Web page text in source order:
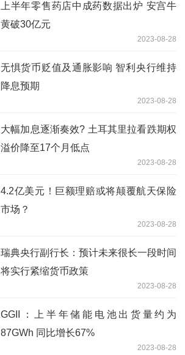
上半年零售药店中成药数据出炉 安宫牛
黄破30亿元
2023-08-28
无惧货币贬值及通胀影响 智利央行维持
降息预期
2023-08-28
大幅加息逐渐奏效? 土耳其里拉看跌期权
溢价降至17个月低点
2023-08-28
4.2亿美元！巨额理赔或将颠覆航天保险
市场？
2023-08-28
瑞典央行副行长：预计未来很长一段时间
将实行紧缩货币政策
2023-08-28
GGII：上半年储能电池出货量约为
87GWh 同比增长67%
2023-08-28